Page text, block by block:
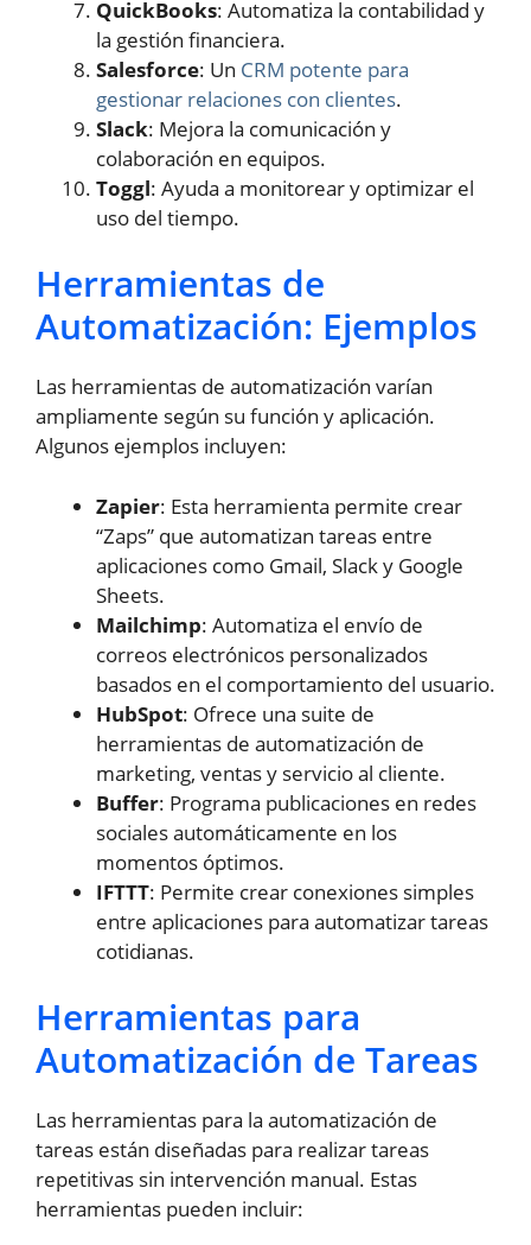
QuickBooks: Automatiza la contabilidad y
la gestión financiera.
Salesforce: Un CRM potente para
gestionar relaciones con clientes.
Slack: Mejora la comunicación y
colaboración en equipos.
Toggl: Ayuda a monitorear y optimizar el
uso del tiempo.
Herramientas de
Automatización: Ejemplos
Las herramientas de automatización varían
ampliamente según su función y aplicación.
Algunos ejemplos incluyen:
Zapier: Esta herramienta permite crear
“Zaps” que automatizan tareas entre
aplicaciones como Gmail, Slack y Google
Sheets.
Mailchimp: Automatiza el envío de
correos electrónicos personalizados
basados en el comportamiento del usuario.
HubSpot: Ofrece una suite de
herramientas de automatización de
marketing, ventas y servicio al cliente.
Buffer: Programa publicaciones en redes
sociales automáticamente en los
momentos óptimos.
IFTTT: Permite crear conexiones simples
entre aplicaciones para automatizar tareas
cotidianas.
Herramientas para
Automatización de Tareas
Las herramientas para la automatización de
tareas están diseñadas para realizar tareas
repetitivas sin intervención manual. Estas
herramientas pueden incluir: